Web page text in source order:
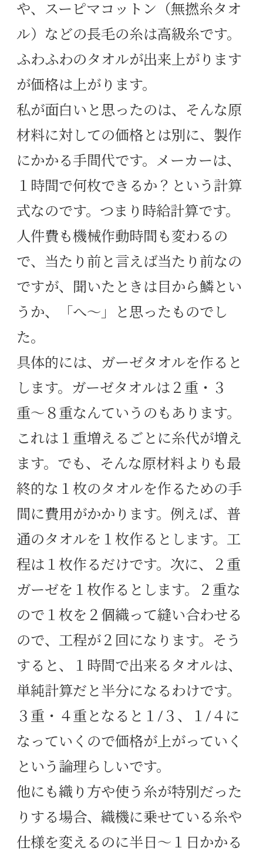
や、スーピマコットン（無撚糸タオ
ル）などの長毛の糸は高級糸です。
ふわふわのタオルが出来上がります
が価格は上がります。
私が面白いと思ったのは、そんな原
材料に対しての価格とは別に、製作
にかかる手間代です。 メーカーは、
１時間で何枚できるか？という計算
式なのです。つまり時給計算です。
人件費も機械作動時間も変わるの
で、当たり前と言えば当たり前なの
ですが、聞いたときは目から鱗とい
うか、「へ〜」と思ったものでし
た。
具体的には、ガーゼタオルを作ると
します。ガーゼタオルは２重・３
重〜８重なんていうのもあります。
これは１重増えるごとに糸代が増え
ます。でも、そんな原材料よりも最
終的な１枚のタオルを作るための手
間に費用がかかります。例えば、普
通のタオルを１枚作るとします。工
程は１枚作るだけです。次に、２重
ガーゼを１枚作るとします。２重な
ので１枚を２個織って縫い合わせる
ので、工程が２回になります。そう
すると、１時間で出来るタオルは、
単純計算だと半分になるわけです。
３重・４重となると１/３、１/４に
なっていくので価格が上がっていく
という論理らしいです。
他にも織り方や使う糸が特別だった
りする場合、織機に乗せている糸や
仕様を変えるのに半日〜１日かかる